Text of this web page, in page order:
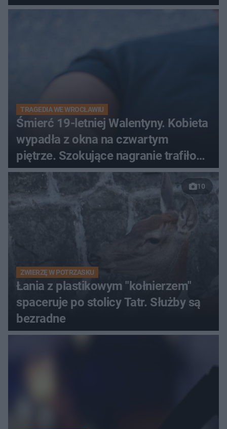
od lat mity na ich temat
TRAGEDIA WE WROCŁAWIU
Śmierć 19-letniej Walentyny. Kobieta
wypadła z okna na czwartym
piętrze. Szokujące nagranie trafiło
do sieci
10
ZWIERZĘ W POTRZASKU
Łania z plastikowym "kołnierzem"
spaceruje po stolicy Tatr. Służby są
bezradne